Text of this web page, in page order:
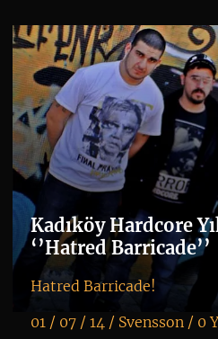
Kadıköy Hardcore
‘’Hatred Barricade’’
Hatred Barricade!
01 / 07 / 14 / Svensson/ 0